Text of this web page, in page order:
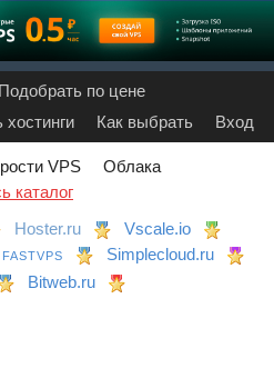
Подобрать по цене
Как выбрать Вход
VPS
Облака
каталог
Hoster.ru Vscale.io
FASTVPS
Simplecloud.ru
Bitweb.ru